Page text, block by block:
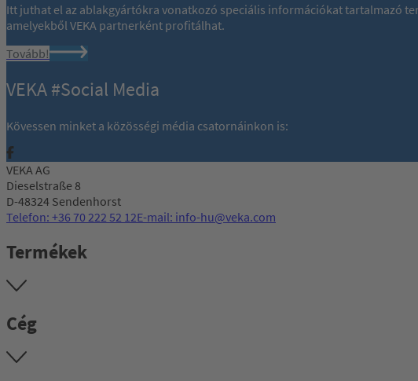
Itt juthat el az ablakgyártókra vonatkozó speciális információkat tartalmazó
amelyekből VEKA partnerként profitálhat.
Tovább!
VEKA #Social Media
Kövessen minket a közösségi média csatornáinkon is:
VEKA AG
Dieselstraße 8
D-48324 Sendenhorst
Telefon: +36 70 222 52 12E-mail: info-hu@veka.com
Termékek
Cég